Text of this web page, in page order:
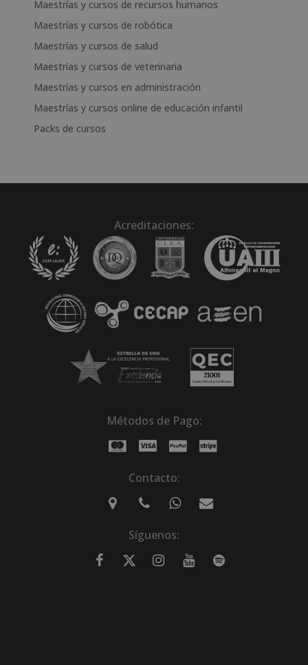
Maestrías y cursos de recursos humanos
Maestrías y cursos de robótica
Maestrías y cursos de salud
Maestrías y cursos de veterinaria
Maestrías y cursos en administración
Maestrías y cursos online de educación infantil
Packs de cursos
Acreditaciones:
Métodos de Pago:
Contacto:
Síguenos: